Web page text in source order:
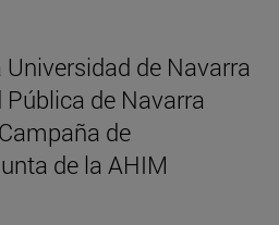
de Navarra
de Navarra
de
de la AHIM